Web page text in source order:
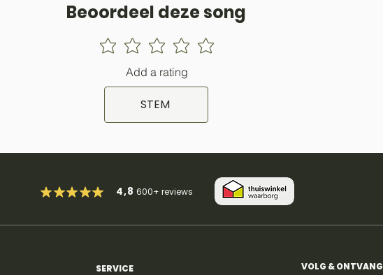
Beoordeel deze song
Add a rating
STEM
4,8600+reviews
SERVICE VOLG & ONTVANG